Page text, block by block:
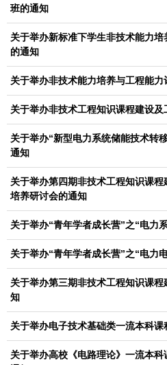
班的通知
关于举办新标准下学生非技术能力
的通知
关于举办非技术能力培养与工程能
关于举办非技术工程知识课程建设
关于举办“新型电力系统储能技术转
通知
关于举办第四期非技术工程知识课
培养研讨会的通知
关于举办“青年学者成长营”之“电力
关于举办“青年学者成长营”之“电力
关于举办第三期非技术工程知识课
知
关于举办电子技术基础类一流本科
关于举办高校《电路理论》一流本